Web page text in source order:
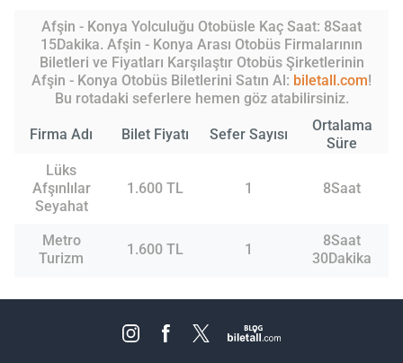
Afşin - Konya Yolculuğu Otobüsle Kaç Saat: 8Saat
15Dakika. Afşin - Konya Arası Otobüs Firmalarının
Biletleri ve Fiyatları Karşılaştır Otobüs Şirketlerinin
Afşin - Konya Otobüs Biletlerini Satın Al: biletall.com!
Bu rotadaki seferlere hemen göz atabilirsiniz.
Firma Adı Bilet Fiyatı Sefer Sayısı
Ortalama
Süre
Lüks
Afşınlılar
Seyahat
1.600 TL 1 8Saat
Metro
Turizm
1.600 TL 1
8Saat
30Dakika